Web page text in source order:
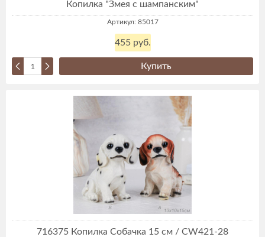
Копилка "Змея с шампанским"
Артикул: 85017
455 руб.
Купить
716375 Копилка Собачка 15 см / CW421-28